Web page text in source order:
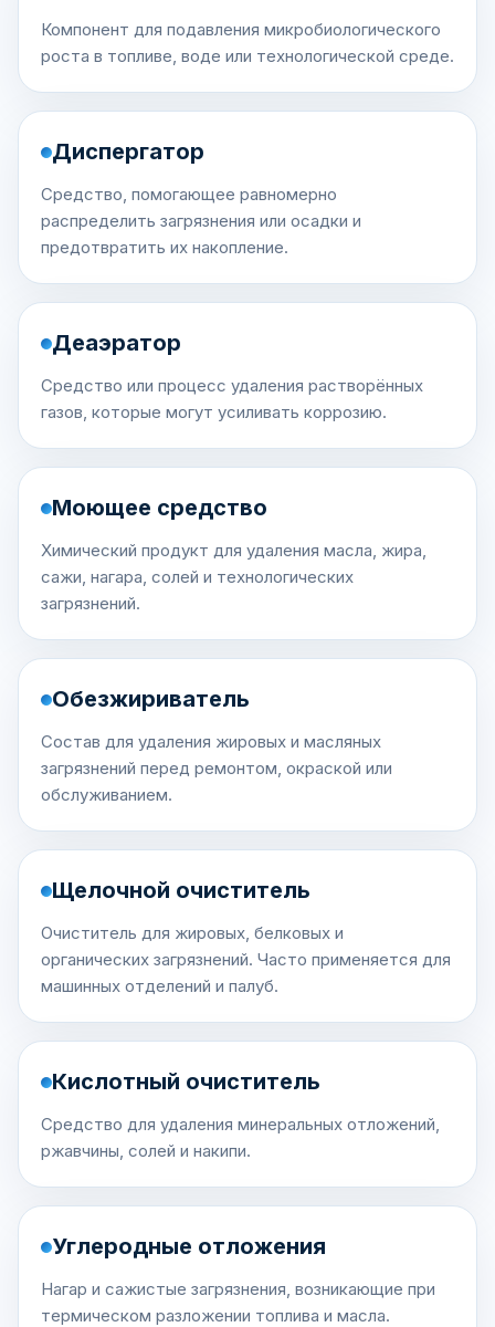
Компонент для подавления микробиологического
роста в топливе, воде или технологической среде.
Диспергатор
Средство, помогающее равномерно
распределить загрязнения или осадки и
предотвратить их накопление.
Деаэратор
Средство или процесс удаления растворённых
газов, которые могут усиливать коррозию.
Моющее средство
Химический продукт для удаления масла, жира,
сажи, нагара, солей и технологических
загрязнений.
Обезжириватель
Состав для удаления жировых и масляных
загрязнений перед ремонтом, окраской или
обслуживанием.
Щелочной очиститель
Очиститель для жировых, белковых и
органических загрязнений. Часто применяется для
машинных отделений и палуб.
Кислотный очиститель
Средство для удаления минеральных отложений,
ржавчины, солей и накипи.
Углеродные отложения
Нагар и сажистые загрязнения, возникающие при
термическом разложении топлива и масла.